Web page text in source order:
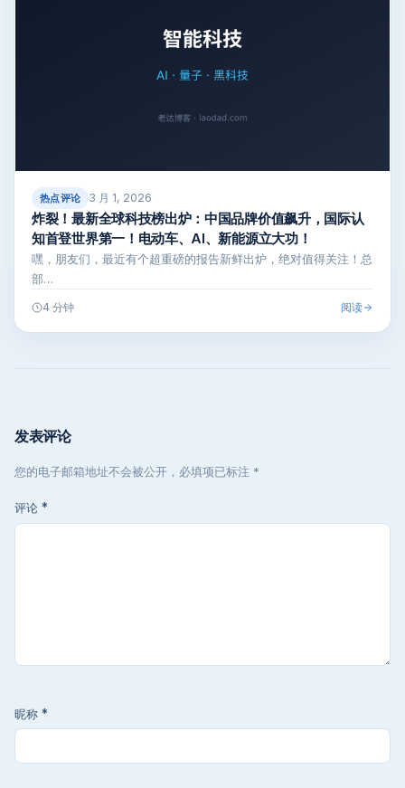
热点评论 3 月 1, 2026
炸裂！最新全球科技榜出炉：中国品牌价值飙升，国际认
知首登世界第一！电动车、AI、新能源立大功！
嘿，朋友们，最近有个超重磅的报告新鲜出炉，绝对值得关注！总
部…
4 分钟 阅读
发表评论
您的电子邮箱地址不会被公开，必填项已标注 *
评论 *
昵称 *